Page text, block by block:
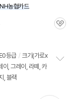
농협카드
관
등급 / 크기(가로x
이, 그레이, 라떼, 카
, 블랙
세부정보 열기/접기